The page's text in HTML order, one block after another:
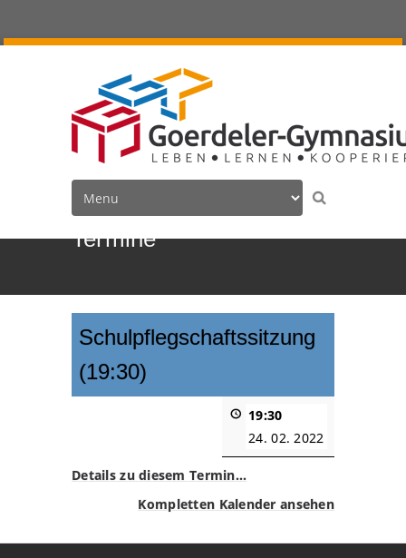
Termine
Schulpflegschaftssitzung
(19:30)
19:30
24. 02. 2022
Details zu diesem Termin…
Kompletten Kalender ansehen